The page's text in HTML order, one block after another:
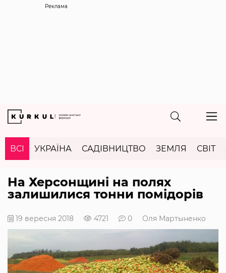
Реклама
ВСІ УКРАЇНА САДІВНИЦТВО ЗЕМЛЯ СВІТ
На Херсонщині на полях
залишилися тонни помідорів
19 вересня 2018 4721 0 Оля Мартыненко